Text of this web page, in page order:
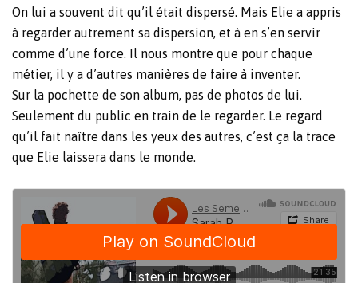
On lui a souvent dit qu’il était dispersé. Mais Elie a appris
à regarder autrement sa dispersion, et à en s’en servir
comme d’une force. Il nous montre que pour chaque
métier, il y a d’autres manières de faire à inventer.
Sur la pochette de son album, pas de photos de lui.
Seulement du public en train de le regarder. Le regard
qu’il fait naître dans les yeux des autres, c’est ça la trace
que Elie laissera dans le monde.